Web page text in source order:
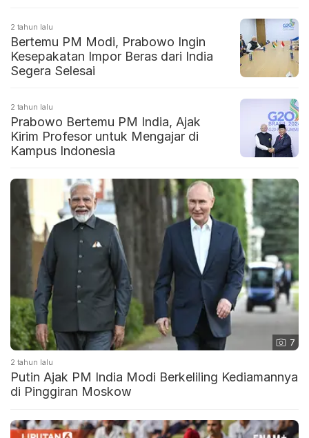
2 tahun lalu
Bertemu PM Modi, Prabowo Ingin
Kesepakatan Impor Beras dari India
Segera Selesai
2 tahun lalu
Prabowo Bertemu PM India, Ajak
Kirim Profesor untuk Mengajar di
Kampus Indonesia
7
2 tahun lalu
Putin Ajak PM India Modi Berkeliling Kediamannya
di Pinggiran Moskow